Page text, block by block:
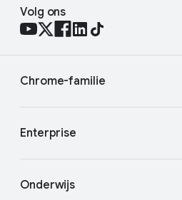
Volg ons
Chrome-familie
Enterprise
Onderwijs